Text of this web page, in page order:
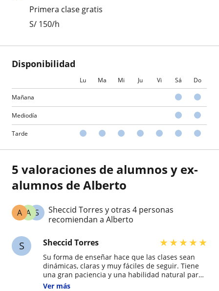
Primera clase gratis
S/ 150/h
Disponibilidad
Lu Ma Mi Ju Vi Sá Do
Mañana
Mediodía
Tarde
5 valoraciones de alumnos y ex-
alumnos de Alberto
S
A
A
Sheccid Torres y otras 4 personas
recomiendan a Alberto
S Sheccid Torres ★★★★★
Su forma de enseñar hace que las clases sean
dinámicas, claras y muy fáciles de seguir. Tiene
una gran paciencia y una habilidad natural para
explicar la gramática y la pronunciación sin que
Ver más